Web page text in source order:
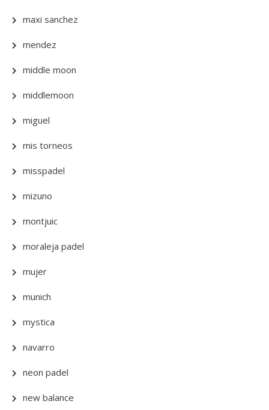
maxi sanchez
mendez
middle moon
middlemoon
miguel
mis torneos
misspadel
mizuno
montjuic
moraleja padel
mujer
munich
mystica
navarro
neon padel
new balance